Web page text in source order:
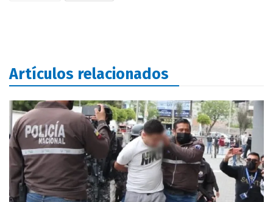
Artículos relacionados